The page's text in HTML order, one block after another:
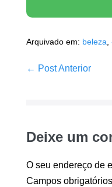
Arquivado em: beleza
Navegação
← Post Anterior
Deixe um
O seu endereço de
Campos